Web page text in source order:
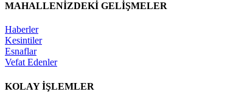
MAHALLENİZDEKİ GELİŞMELER
Haberler
Kesintiler
Esnaflar
Vefat Edenler
KOLAY İŞLEMLER